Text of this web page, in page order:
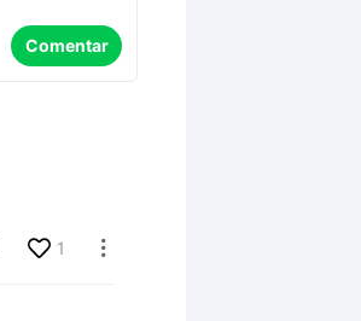
Comentar
1 